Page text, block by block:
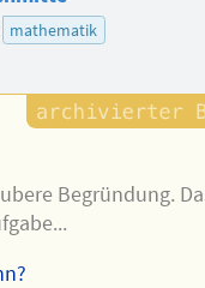
mathematik
Begründung.